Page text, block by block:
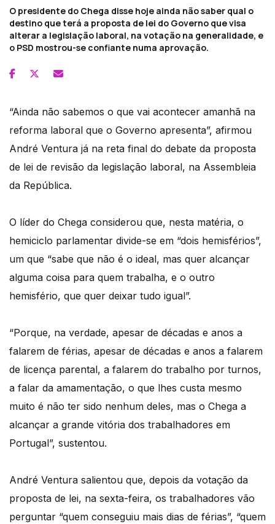
O presidente do Chega disse hoje ainda não saber qual o
destino que terá a proposta de lei do Governo que visa
alterar a legislação laboral, na votação na generalidade, e
o PSD mostrou-se confiante numa aprovação.
“Ainda não sabemos o que vai acontecer amanhã na
reforma laboral que o Governo apresenta”, afirmou
André Ventura já na reta final do debate da proposta
de lei de revisão da legislação laboral, na Assembleia
da República.
O líder do Chega considerou que, nesta matéria, o
hemiciclo parlamentar divide-se em “dois hemisférios”,
um que “sabe que não é o ideal, mas quer alcançar
alguma coisa para quem trabalha, e o outro
hemisfério, que quer deixar tudo igual”.
“Porque, na verdade, apesar de décadas e anos a
falarem de férias, apesar de décadas e anos a falarem
de licença parental, a falarem do trabalho por turnos,
a falar da amamentação, o que lhes custa mesmo
muito é não ter sido nenhum deles, mas o Chega a
alcançar a grande vitória dos trabalhadores em
Portugal”, sustentou.
André Ventura salientou que, depois da votação da
proposta de lei, na sexta-feira, os trabalhadores vão
perguntar “quem conseguiu mais dias de férias”, “quem